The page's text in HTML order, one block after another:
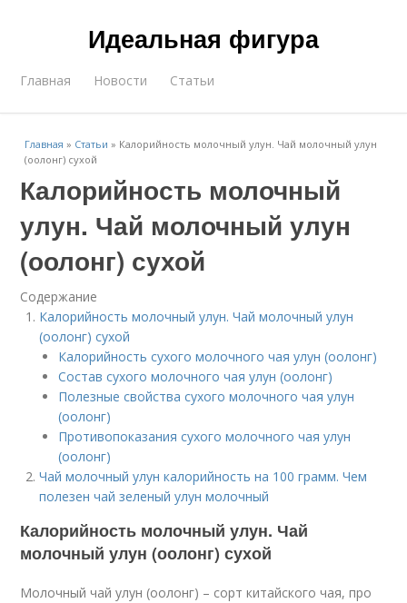
Идеальная фигура
Главная Новости Статьи
Главная » Статьи » Калорийность молочный улун. Чай молочный улун
(оолонг) сухой
Калорийность молочный
улун. Чай молочный улун
(оолонг) сухой
Содержание
Калорийность молочный улун. Чай молочный улун
(оолонг) сухой
Калорийность сухого молочного чая улун (оолонг)
Состав сухого молочного чая улун (оолонг)
Полезные свойства сухого молочного чая улун
(оолонг)
Противопоказания сухого молочного чая улун
(оолонг)
Чай молочный улун калорийность на 100 грамм. Чем
полезен чай зеленый улун молочный
Калорийность молочный улун. Чай
молочный улун (оолонг) сухой
Молочный чай улун (оолонг) – сорт китайского чая, про